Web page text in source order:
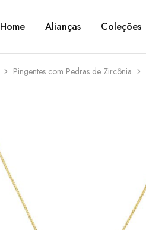
Home Alianças Coleções
Pingentes com Pedras de Zircônia